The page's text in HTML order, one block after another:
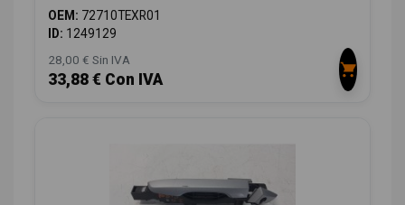
OEM: 72710TEXR01
ID: 1249129
28,00 € Sin IVA
33,88 € Con IVA